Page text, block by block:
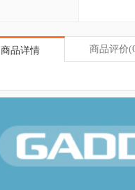
商品详情 商品评价